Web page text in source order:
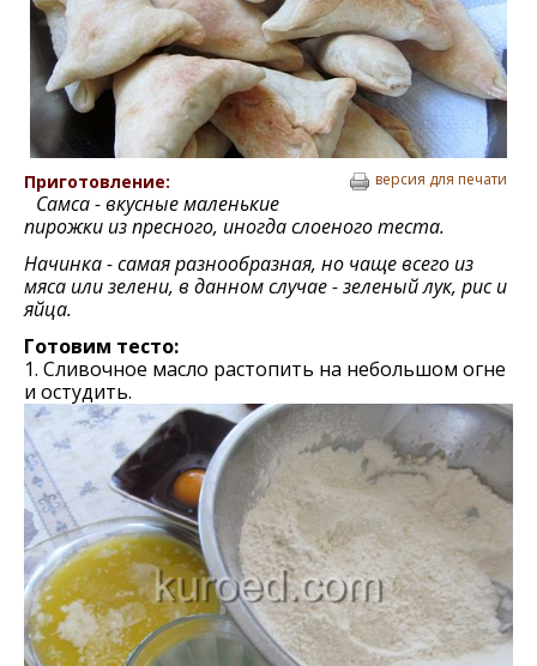
Приготовление: версия для печати
Самса - вкусные маленькие
пирожки из пресного, иногда слоеного теста.
Начинка - самая разнообразная, но чаще всего из
мяса или зелени, в данном случае - зеленый лук, рис и
яйца.
Готовим тесто:
1. Сливочное масло растопить на небольшом огне
и остудить.